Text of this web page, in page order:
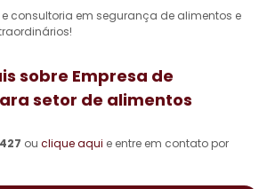
consultoria em segurança de alimentos e
sobre Empresa de
setor de alimentos
ou clique aqui e entre em contato por